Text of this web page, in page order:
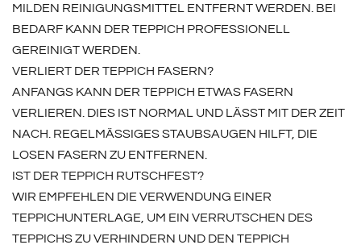
ILDEN REINIGUNGSMITTEL ENTFERNT WERDEN. BEI B
EDARF KANN DER TEPPICH PROFESSIONELL G
EREINIGT WERDEN.
VERLIERT DER TEPPICH FASERN?
ANFANGS KANN DER TEPPICH ETWAS FASERN
VERLIEREN. DIES IST NORMAL UND LÄSST MIT DER ZEIT
NACH. REGELMÄSSIGES STAUBSAUGEN HILFT, DIE L
OSEN FASERN ZU ENTFERNEN.
IST DER TEPPICH RUTSCHFEST?
WIR EMPFEHLEN DIE VERWENDUNG EINER
TEPPICHUNTERLAGE, UM EIN VERRUTSCHEN DES
TEPPICHS ZU VERHINDERN UND DEN TEPPICH